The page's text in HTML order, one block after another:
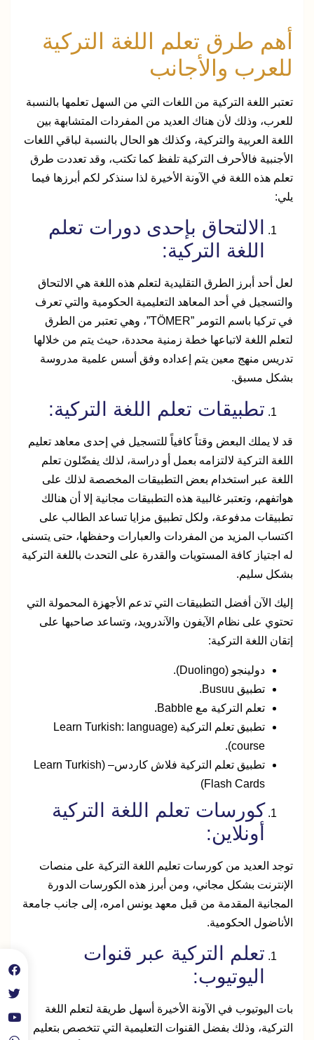
أهم طرق تعلم اللغة التركية
للعرب والأجانب
تعتبر اللغة التركية من اللغات التي من السهل تعلمها بالنسبة
للعرب، وذلك لأن هناك العديد من المفردات المتشابهة بين
اللغة العربية والتركية، وكذلك هو الحال بالنسبة لباقي اللغات
الأجنبية فالأحرف التركية تلفظ كما تكتب، وقد تعددت طرق
تعلم هذه اللغة في الآونة الأخيرة لذا سنذكر لكم أبرزها فيما
يلي:
الالتحاق بإحدى دورات تعلم
اللغة التركية:
لعل أحد أبرز الطرق التقليدية لتعلم هذه اللغة هي الالتحاق
والتسجيل في أحد المعاهد التعليمية الحكومية والتي تعرف
في تركيا باسم التومر ”TÖMER”، وهي تعتبر من الطرق
لتعلم اللغة لاتباعها خطة زمنية محددة، حيث يتم من خلالها
تدريس منهج معين يتم إعداده وفق أسس علمية مدروسة
بشكل مسبق.
تطبيقات تعلم اللغة التركية:
قد لا يملك البعض وقتاً كافياً للتسجيل في إحدى معاهد تعليم
اللغة التركية لالتزامه بعمل أو دراسة، لذلك يفضّلون تعلم
اللغة عبر استخدام بعض التطبيقات المخصصة لذلك على
هواتفهم، وتعتبر غالبية هذه التطبيقات مجانية إلا أن هنالك
تطبيقات مدفوعة، ولكل تطبيق مزايا تساعد الطالب على
اكتساب المزيد من المفردات والعبارات وحفظها، حتى يتسنى
له اجتياز كافة المستويات والقدرة على التحدث باللغة التركية
بشكل سليم.
إليك الآن أفضل التطبيقات التي تدعم الأجهزة المحمولة التي
تحتوي على نظام الآيفون والآندرويد، وتساعد صاحبها على
إتقان اللغة التركية:
دولينجو (Duolingo).
تطبيق Busuu.
تعلم التركية مع Babble.
تطبيق تعلم التركية (Learn Turkish: language
course).
تطبيق تعلم التركية فلاش كاردسLearn Turkish) –
Flash Cards)
كورسات تعلم اللغة التركية
أونلاين:
توجد العديد من كورسات تعليم اللغة التركية على منصات
الإنترنت بشكل مجاني، ومن أبرز هذه الكورسات الدورة
المجانية المقدمة من قبل معهد يونس امره، إلى جانب جامعة
الأناضول الحكومية.
تعلم التركية عبر قنوات
اليوتيوب:
بات اليوتيوب في الآونة الأخيرة أسهل طريقة لتعلم اللغة
التركية، وذلك بفضل القنوات التعليمية التي تتخصص بتعليم